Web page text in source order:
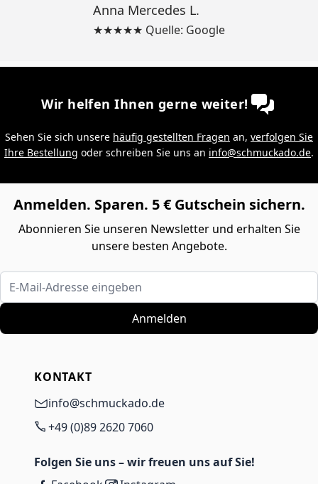
Anna Mercedes L.
★★★★★ Quelle: Google
Wir helfen Ihnen gerne weiter!
Sehen Sie sich unsere häufig gestellten Fragen an, verfolgen Sie
Ihre Bestellung oder schreiben Sie uns an info@schmuckado.de.
Anmelden. Sparen. 5 € Gutschein sichern.
Abonnieren Sie unseren Newsletter und erhalten Sie
unsere besten Angebote.
E-Mail-Adresse eingeben
Anmelden
KONTAKT
info@schmuckado.de
+49 (0)89 2620 7060
Folgen Sie uns – wir freuen uns auf Sie!